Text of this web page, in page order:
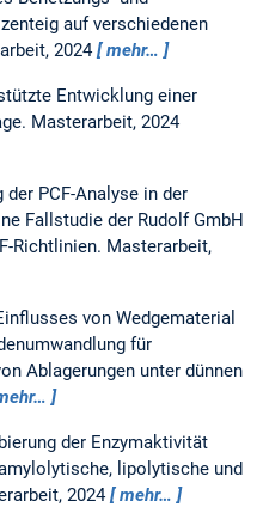
auf verschiedenen
2024 mehr…
Entwicklung einer
Masterarbeit, 2024
PCF-Analyse in der
Fallstudie der Rudolf GmbH
Richtlinien. Masterarbeit,
von Wedgematerial
für
Ablagerungen unter dünnen
der Enzymaktivität
lipolytische und
2024 mehr…